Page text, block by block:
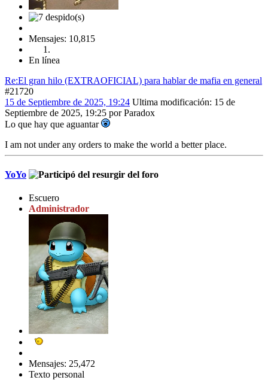
Mensajes: 10,815
En línea
Re:El gran hilo (EXTRAOFICIAL) para hablar de mafia en general
#21720
15 de Septiembre de 2025, 19:24 Ultima modificación: 15 de
Septiembre de 2025, 19:25 por Paradox
Lo que hay que aguantar
I am not under any orders to make the world a better place.
YoYo
Escuero
Administrador
Mensajes: 25,472
Texto personal